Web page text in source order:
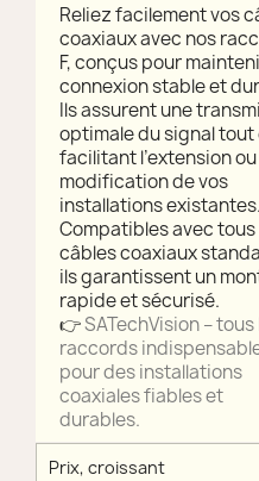
Reliez facilement vos
coaxiaux avec nos
F, conçus pour
connexion stable et
Ils assurent une
optimale du signal tout
facilitant l’extension ou
modification de vos
installations existantes.
Compatibles avec tous
câbles coaxiaux
ils garantissent un
rapide et sécurisé.
👉SATechVision – tous
raccords
pour des installations
coaxiales fiables et
durables.
Prix, croissant